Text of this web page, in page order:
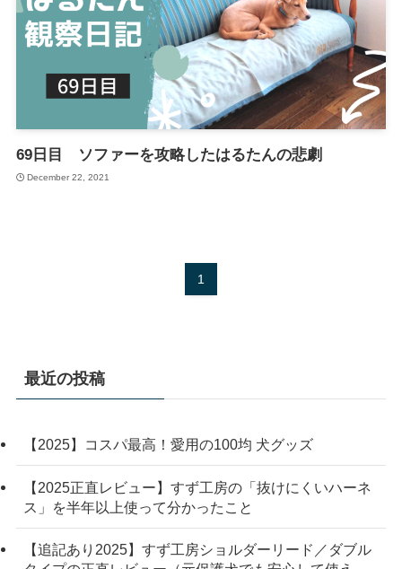
69日目 ソファーを攻略したはるたんの悲劇
December 22, 2021
1
最近の投稿
【2025】コスパ最高！愛用の100均 犬グッズ
【2025正直レビュー】すず工房の「抜けにくいハーネ
ス」を半年以上使って分かったこと
【追記あり2025】すず工房ショルダーリード／ダブル